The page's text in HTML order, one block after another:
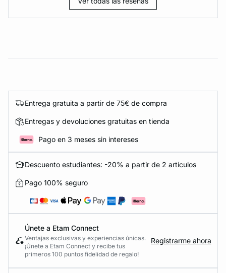
Entrega gratuita a partir de 75€ de compra
Entregas y devoluciones gratuitas en tienda
Pago en 3 meses sin intereses
Descuento estudiantes: -20% a partir de 2 artículos
Pago 100% seguro
Únete a Etam Connect
Ventajas exclusivas y experiencias únicas.
¡Únete a Etam Connect y recibe tus
primeros 100 puntos fidelidad de regalo!
Registrarme ahora